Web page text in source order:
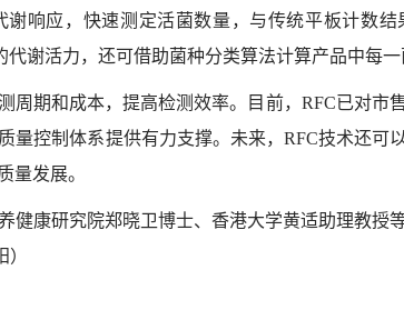
谢响应，快速测定活菌数量，与传统平板计数
代谢活力，还可借助菌种分类算法计算产品中每一
周期和成本，提高检测效率。目前， RFC已对市
量控制体系提供有力支撑。未来， RFC技术还可
量发展。
健康研究院郑晓卫博士、香港大学黄适助理教授
）